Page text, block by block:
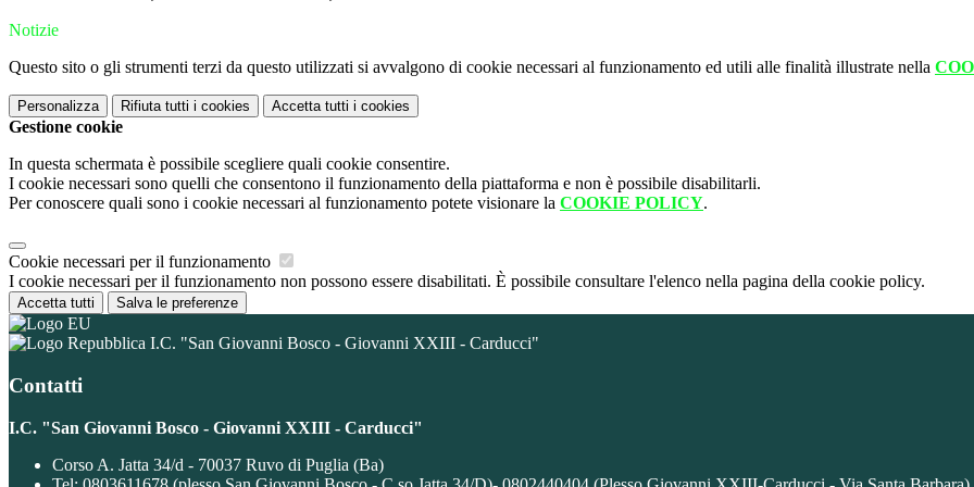
Notizie
Questo sito o gli strumenti terzi da questo utilizzati si avvalgono di cookie necessari al funzionamento ed utili alle finalità illustrate nella
Personalizza Rifiuta tutti i cookies Accetta tutti i cookies
Gestione cookie
In questa schermata è possibile scegliere quali cookie consentire.
I cookie necessari sono quelli che consentono il funzionamento della piattaforma e non è possibile disabilitarli.
Per conoscere quali sono i cookie necessari al funzionamento potete visionare la COOKIE POLICY.
Cookie necessari per il funzionamento
I cookie necessari per il funzionamento non possono essere disabilitati. È possibile consultare l'elenco nella pagina della cookie policy.
Accetta tutti Salva le preferenze
I.C. "San Giovanni Bosco - Giovanni XXIII - Carducci"
Contatti
I.C. "San Giovanni Bosco - Giovanni XXIII - Carducci"
Corso A. Jatta 34/d - 70037 Ruvo di Puglia (Ba)